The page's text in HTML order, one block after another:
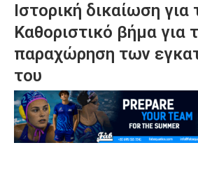
Ιστορική δικαίωση
Καθοριστικό βήμα για
παραχώρηση των
του